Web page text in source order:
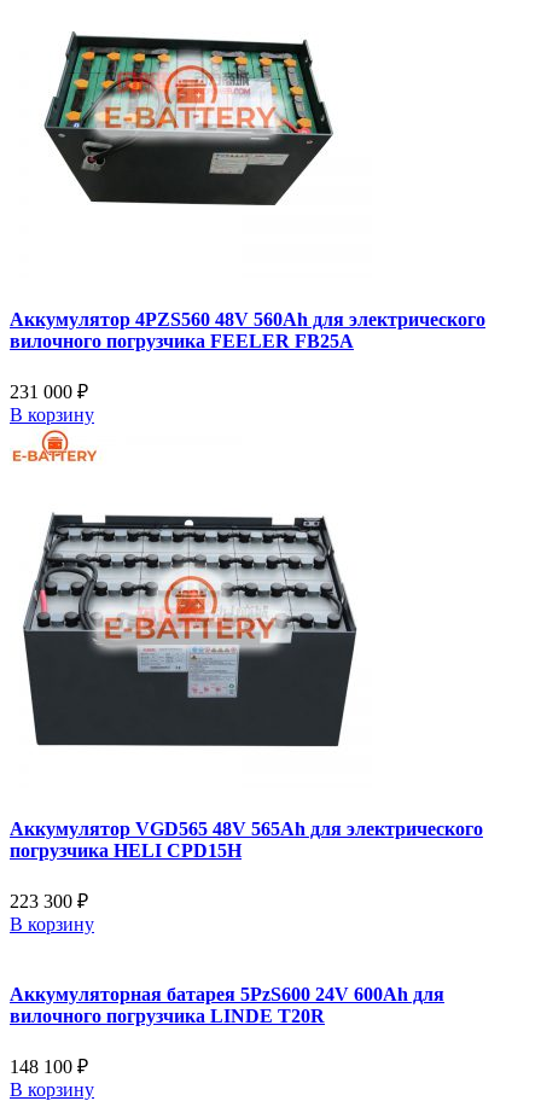
Аккумулятор 4PZS560 48V 560Ah для электрического
вилочного погрузчика FEELER FB25A
231 000 ₽
В корзину
Аккумулятор VGD565 48V 565Ah для электрического
погрузчика HELI CPD15H
223 300 ₽
В корзину
Аккумуляторная батарея 5PzS600 24V 600Ah для
вилочного погрузчика LINDE T20R
148 100 ₽
В корзину